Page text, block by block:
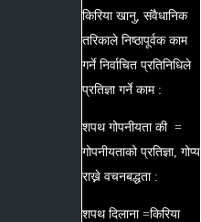
किरिया खानु, संवैधानिक
तरिकाले निष्ठापूर्वक काम
गर्ने निर्वाचित प्रतिनिधिले
प्रतिज्ञा गर्ने काम :
शपथ गोपनीयता की =
गोपनीयताको प्रतिज्ञा, गोप्य
राख्ने वचनबद्धता :
शपथ दिलाना =किरिया